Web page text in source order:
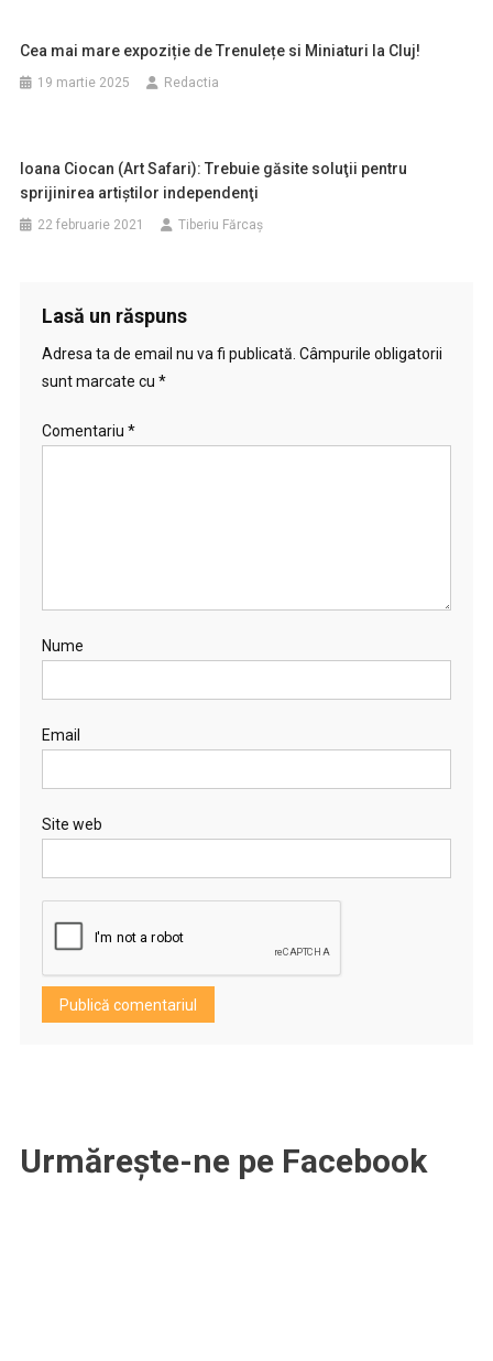
Cea mai mare expoziție de Trenulețe si Miniaturi la Cluj!
19 martie 2025 Redactia
Ioana Ciocan (Art Safari): Trebuie găsite soluţii pentru
sprijinirea artiştilor independenţi
22 februarie 2021 Tiberiu Fărcaş
Lasă un răspuns
Adresa ta de email nu va fi publicată. Câmpurile obligatorii
sunt marcate cu *
Comentariu *
Nume
Email
Site web
Urmărește-ne pe Facebook